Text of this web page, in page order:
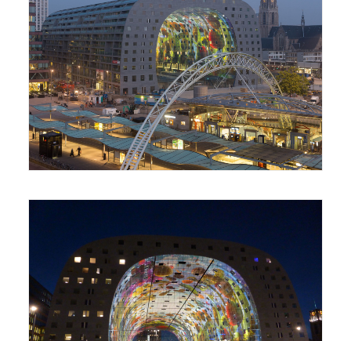
Foto: Ossip van Duivenbode